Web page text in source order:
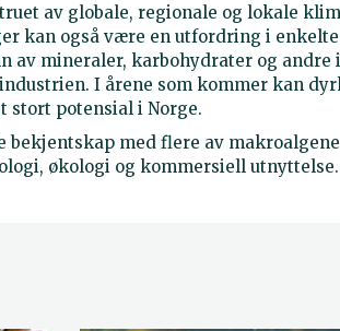
av globale, regionale og lokale
kan også være en utfordring i
av mineraler, karbohydrater og
I årene som kommer kan
stort potensial i Norge.
bekjentskap med flere av
økologi og kommersiell